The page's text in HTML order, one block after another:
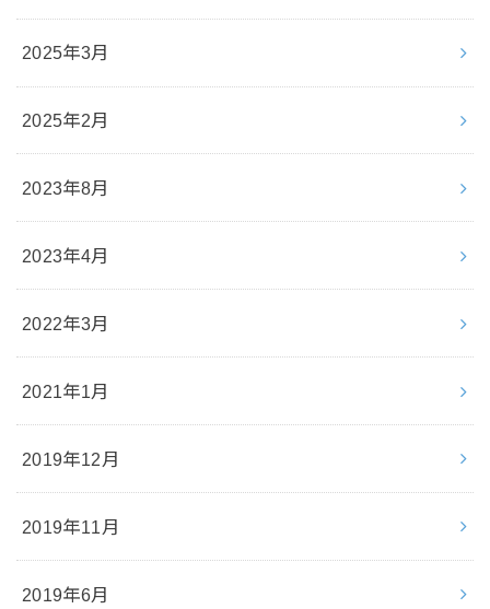
2025年3月
2025年2月
2023年8月
2023年4月
2022年3月
2021年1月
2019年12月
2019年11月
2019年6月